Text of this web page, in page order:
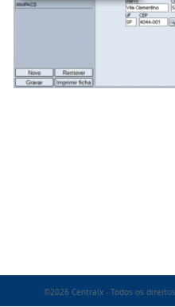
©2026 Centralx - Todos os